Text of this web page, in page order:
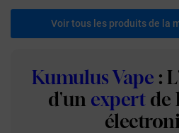
Voir tous les produits de la
Kumulus Vape :
d'un expert de